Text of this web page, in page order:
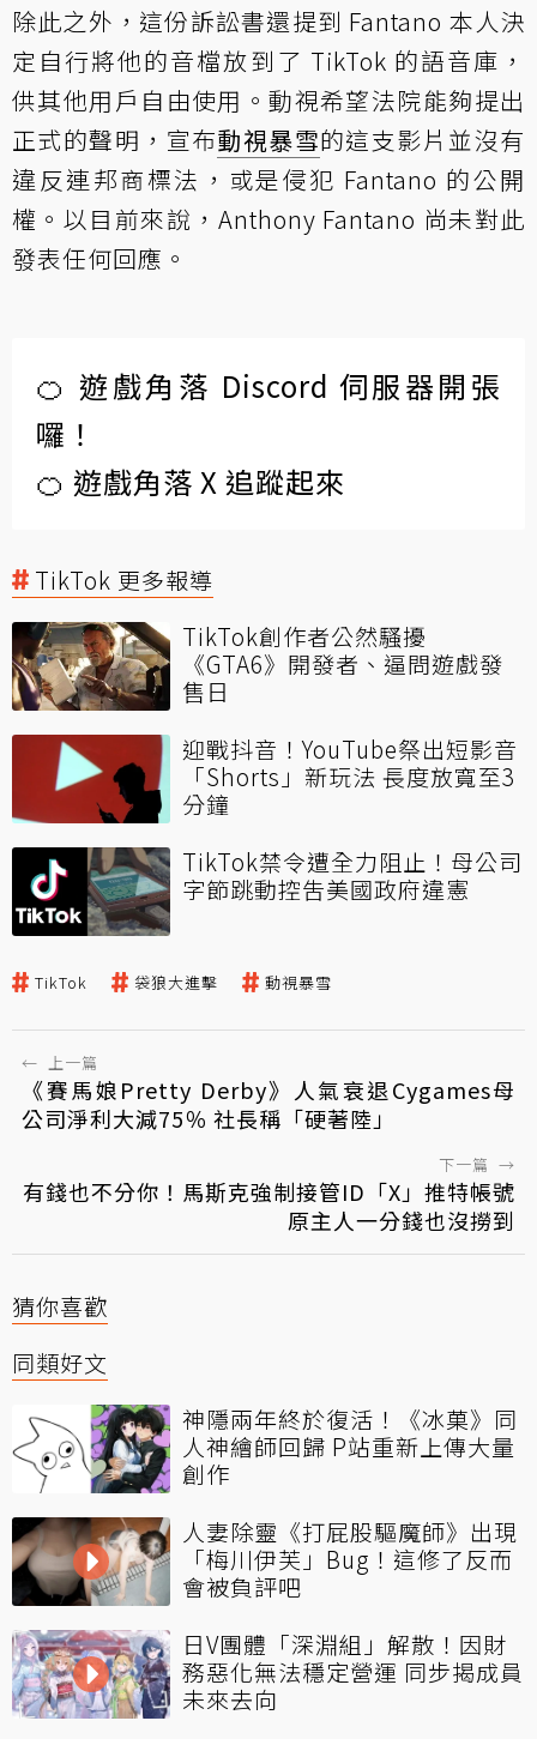
除此之外，這份訴訟書還提到 Fantano 本人決
定自行將他的音檔放到了 TikTok 的語音庫，
供其他用戶自由使用。動視希望法院能夠提出
正式的聲明，宣布動視暴雪的這支影片並沒有
違反連邦商標法，或是侵犯 Fantano 的公開
權。以目前來說，Anthony Fantano 尚未對此
發表任何回應。
🍊 遊戲角落 Discord 伺服器開張
囉！
🍊 遊戲角落 X 追蹤起來
TikTok 更多報導
TikTok創作者公然騷擾
《GTA6》開發者、逼問遊戲發
售日
迎戰抖音！YouTube祭出短影音
「Shorts」新玩法 長度放寬至3
分鐘
TikTok禁令遭全力阻止！母公司
字節跳動控吿美國政府違憲
TikTok 袋狼大進擊 動視暴雪
← 上一篇
《賽馬娘Pretty Derby》人氣衰退Cygames母
公司淨利大減75％ 社長稱「硬著陸」
下一篇 →
有錢也不分你！馬斯克強制接管ID「X」推特帳號
原主人一分錢也沒撈到
猜你喜歡
同類好文
神隱兩年終於復活！《冰菓》同
人神繪師回歸 P站重新上傳大量
創作
人妻除靈《打屁股驅魔師》出現
「梅川伊芙」Bug！這修了反而
會被負評吧
日V團體「深淵組」解散！因財
務惡化無法穩定營運 同步揭成員
未來去向